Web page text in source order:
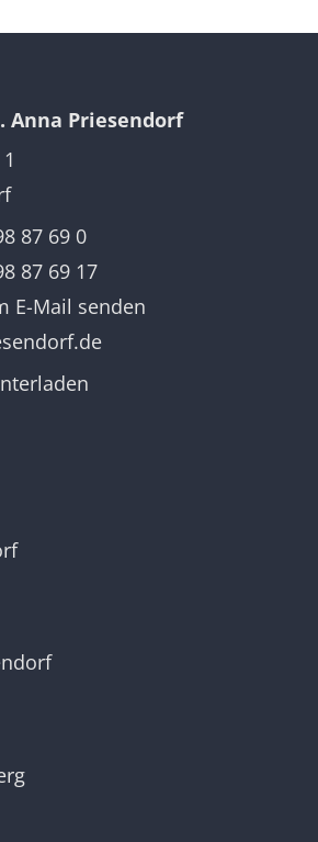
Anna Priesendorf
87 69 0
87 69 17
E-Mail senden